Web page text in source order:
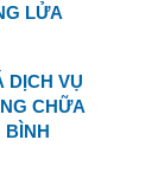
LỬA
DỊCH VỤ
CHỮA
BÌNH